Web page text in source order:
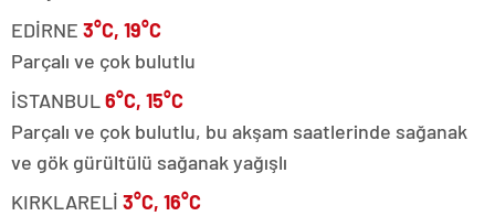
EDİRNE 3°C, 19°C
Parçalı ve çok bulutlu
İSTANBUL6°C, 15°C
Parçalı ve çok bulutlu, bu akşam saatlerinde sağanak
ve gök gürültülü sağanak yağışlı
KIRKLARELİ 3°C, 16°C